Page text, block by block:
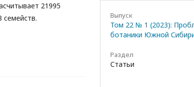
21995
Выпуск
Том 22 № 1 (2023):
ботаники Южной
Раздел
Статьи